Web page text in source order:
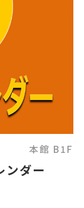
本館 B1F
ンダー